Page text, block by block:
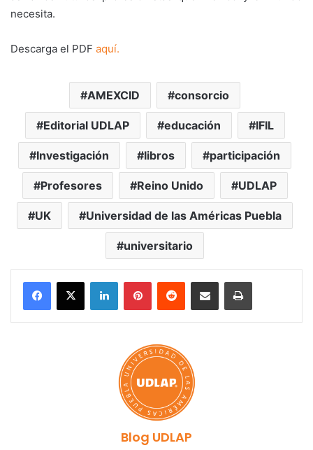
necesita.
Descarga el PDF aquí.
AMEXCID consorcio
Editorial UDLAP educación IFIL
Investigación libros participación
Profesores Reino Unido UDLAP
UK Universidad de las Américas Puebla
universitario
LinkedInPinterestReddit Share via Email Print
Blog UDLAP